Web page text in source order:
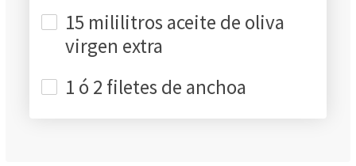
15 mililitros aceite de oliva
virgen extra
1 ó 2 filetes de anchoa